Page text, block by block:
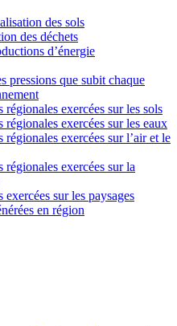
des sols
des déchets
d’énergie
pressions que subit chaque
régionales exercées sur les sols
régionales exercées sur les eaux
régionales exercées sur l’air et le
régionales exercées sur la
exercées sur les paysages
en région